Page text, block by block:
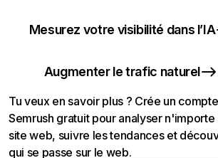
Mesurez votre visibilité dans l’IA
Augmenter le trafic naturel
Tu veux en savoir plus ? Crée un compte
Semrush gratuit pour analyser n'importe
site web, suivre les tendances et
qui se passe sur le web.